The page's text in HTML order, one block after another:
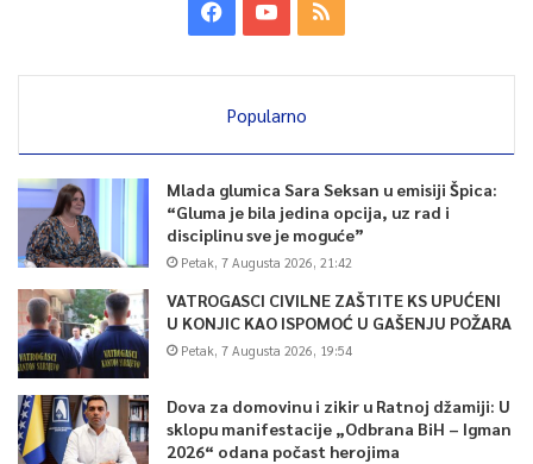
Popularno
Mlada glumica Sara Seksan u emisiji Špica:
“Gluma je bila jedina opcija, uz rad i
disciplinu sve je moguće”
Petak, 7 Augusta 2026, 21:42
VATROGASCI CIVILNE ZAŠTITE KS UPUĆENI
U KONJIC KAO ISPOMOĆ U GAŠENJU POŽARA
Petak, 7 Augusta 2026, 19:54
Dova za domovinu i zikir u Ratnoj džamiji: U
sklopu manifestacije „Odbrana BiH – Igman
2026“ odana počast herojima